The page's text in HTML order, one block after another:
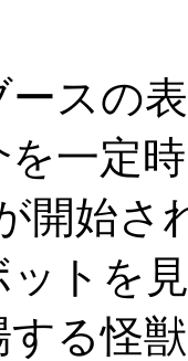
スの
を一定
開始
トを
する怪